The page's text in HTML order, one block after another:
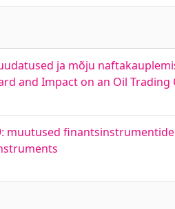
ja mõju
and Impact on an Oil Trading
muutused